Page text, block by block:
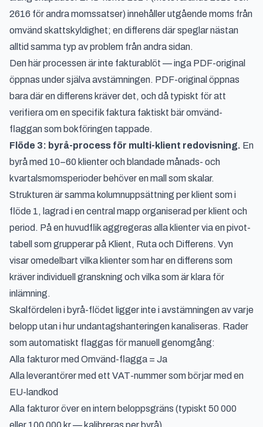
2616 för andra momssatser) innehåller utgående moms från
omvänd skattskyldighet; en differens där speglar nästan
alltid samma typ av problem från andra sidan.
Den här processen är inte fakturablöt — inga PDF-original
öppnas under själva avstämningen. PDF-original öppnas
bara där en differens kräver det, och då typiskt för att
verifiera om en specifik faktura faktiskt bär omvänd-
flaggan som bokföringen tappade.
Flöde 3: byrå-process för multi-klient redovisning. En
byrå med 10–60 klienter och blandade månads- och
kvartalsmomsperioder behöver en mall som skalar.
Strukturen är samma kolumnuppsättning per klient som i
flöde 1, lagrad i en central mapp organiserad per klient och
period. På en huvudflik aggregeras alla klienter via en pivot-
tabell som grupperar på Klient, Ruta och Differens. Vyn
visar omedelbart vilka klienter som har en differens som
kräver individuell granskning och vilka som är klara för
inlämning.
Skalfördelen i byrå-flödet ligger inte i avstämningen av varje
belopp utan i hur undantagshanteringen kanaliseras. Rader
som automatiskt flaggas för manuell genomgång:
Alla fakturor med Omvänd-flagga = Ja
Alla leverantörer med ett VAT-nummer som börjar med en
EU-landkod
Alla fakturor över en intern beloppsgräns (typiskt 50 000
eller 100 000 kr — kalibreras per byrå)